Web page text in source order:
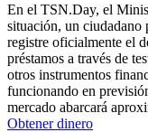
En el TSN.Day, el
situación, un ciudadano
registre oficialmente el
préstamos a través de
otros instrumentos
funcionando en
mercado abarcará
Obtener dinero